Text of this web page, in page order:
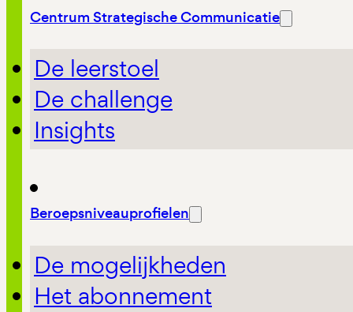
Centrum Strategische Communicatie
De leerstoel
De challenge
Insights
Beroepsniveauprofielen
De mogelijkheden
Het abonnement